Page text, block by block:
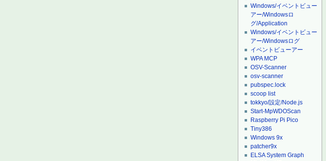
Windows/イベントビュー
アー/Windowsロ
グ/Application
Windows/イベントビュー
アー/Windowsログ
イベントビューアー
WPA MCP
OSV-Scanner
osv-scanner
pubspec.lock
scoop list
tokkyo/設定/Node.js
Start-MpWDOScan
Raspberry Pi Pico
Tiny386
Windows 9x
patcher9x
ELSA System Graph